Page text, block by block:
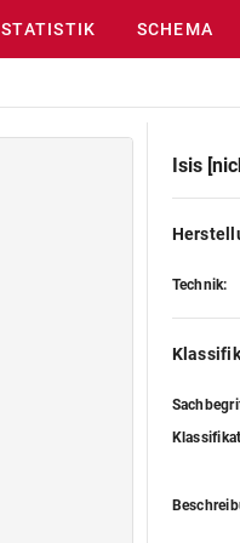
STATISTIK SCHEMA
Isis
Technik: